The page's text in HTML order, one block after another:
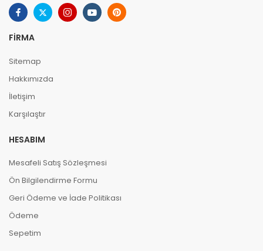
FIRMA
Sitemap
Hakkımızda
İletişim
Karşılaştır
HESABIM
Mesafeli Satış Sözleşmesi
Ön Bilgilendirme Formu
Geri Ödeme ve İade Politikası
Ödeme
Sepetim